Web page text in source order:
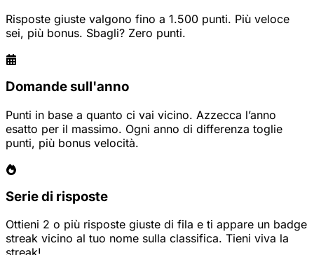
Risposte giuste valgono fino a 1.500 punti. Più veloce
sei, più bonus. Sbagli? Zero punti.
Domande sull'anno
Punti in base a quanto ci vai vicino. Azzecca l’anno
esatto per il massimo. Ogni anno di differenza toglie
punti, più bonus velocità.
Serie di risposte
Ottieni 2 o più risposte giuste di fila e ti appare un badge
streak vicino al tuo nome sulla classifica. Tieni viva la